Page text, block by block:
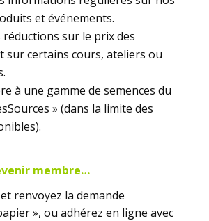
et événements.
sur le prix des
sur certains cours, ateliers ou
à une gamme de semences du
» (dans la limite des
membre…
renvoyez la demande
», ou adhérez en ligne avec